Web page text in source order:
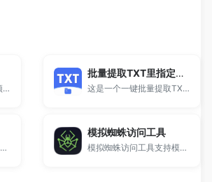
收录全球国家/地区代码顶级域名。
批量提取TXT里指定内容
这是一个一键批量提取TXT里指定内容的工具。
网址链接生成器是一款批量生成规律网址的工具，支持等差、等比、字母序列自动构造下载地址、文章页链接、图片地址等，适合站长和开发者，永久免费。
模拟蜘蛛访问工具
模拟蜘蛛访问工具支持模拟百度及其他搜索引擎蜘蛛抓取网页内容，查看搜索引擎实际获取的页面源码，适用于SEO检测、页面劫持分析及抓取异常排查。